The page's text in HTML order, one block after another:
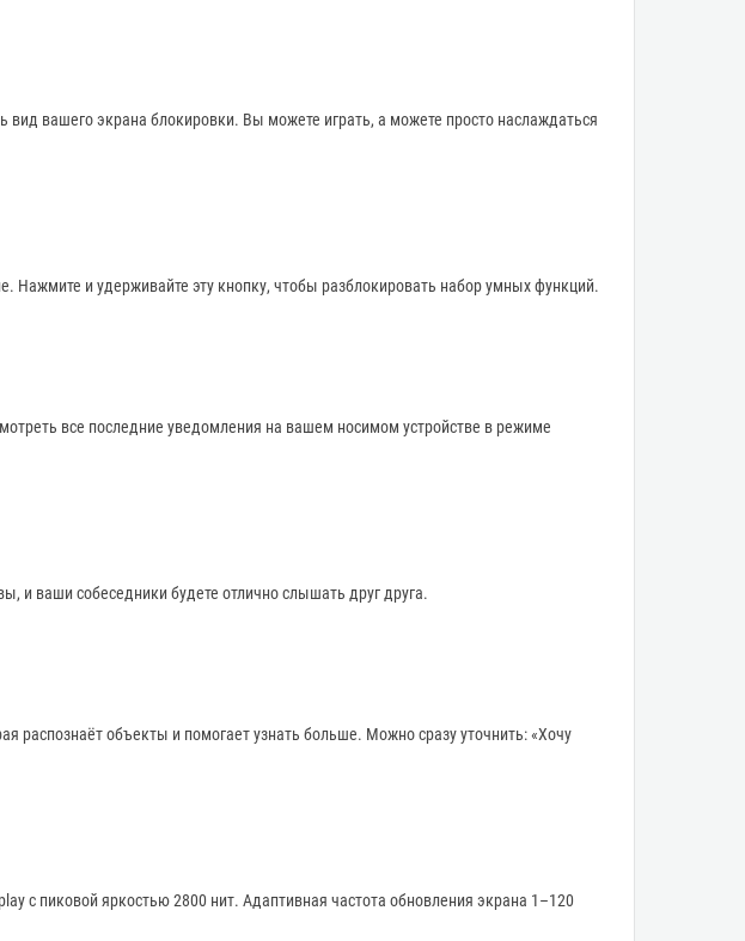
вашего экрана блокировки. Вы можете играть, а можете просто наслаждаться
и удерживайте эту кнопку, чтобы разблокировать набор умных функций.
все последние уведомления на вашем носимом устройстве в режиме
и ваши собеседники будете отлично слышать друг друга.
объекты и помогает узнать больше. Можно сразу уточнить: «Хочу
с пиковой яркостью 2800 нит. Адаптивная частота обновления экрана 1–120